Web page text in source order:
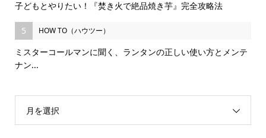
子どもとやりたい！『焚き火で絶品焼き芋』完全攻略法
5 HOW TO（ハウツー）
ミスターコールマンに聞く、ランタンの正しい使い方とメンテ
ナン...
月を選択